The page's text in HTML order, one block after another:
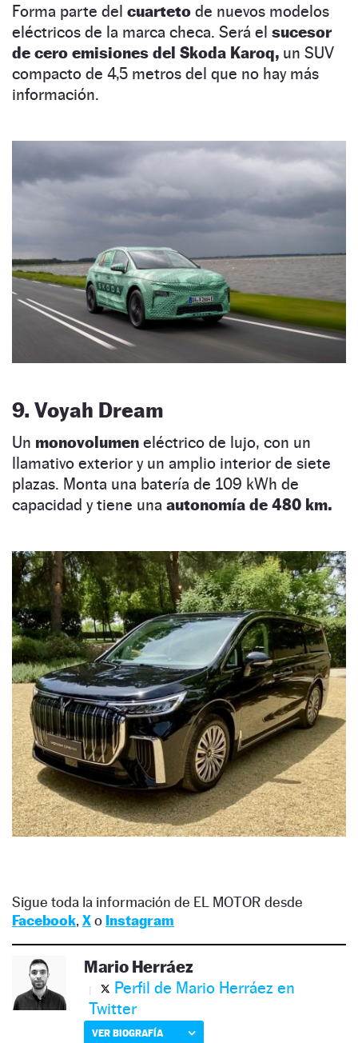
Forma parte del cuarteto de nuevos modelos
eléctricos de la marca checa. Será el sucesor
de cero emisiones del Skoda Karoq, un SUV
compacto de 4,5 metros del que no hay más
información.
9. Voyah Dream
Un monovolumen eléctrico de lujo, con un
llamativo exterior y un amplio interior de siete
plazas. Monta una batería de 109 kWh de
capacidad y tiene una autonomía de 480 km.
Sigue toda la información de EL MOTOR desde
Facebook, Xo Instagram
Mario Herráez
Perfil de Mario Herráez en
Twitter
VER BIOGRAFÍA